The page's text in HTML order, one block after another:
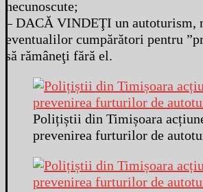
necunoscute;
– DACĂ VINDEŢI un autoturism,
eventualilor cumpărători pentru
să rămâneţi fără el.
Polițiștii din Timișoara
prevenirea furturilor de